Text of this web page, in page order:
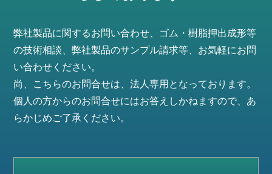
弊社製品に関するお問い合わせ、ゴム・樹脂押出成形等
の技術相談、弊社製品のサンプル請求等、お気軽にお問
い合わせください。
尚、こちらのお問合せは、法人専用となっております。
個人の方からのお問合せにはお答えしかねますので、あ
らかじめご了承ください。